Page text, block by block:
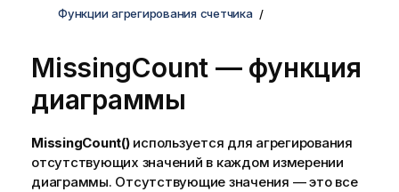
Функции агрегирования счетчика
MissingCount — функция
диаграммы
MissingCount() используется для агрегирования
отсутствующих значений в каждом измерении
диаграммы. Отсутствующие значения — это все